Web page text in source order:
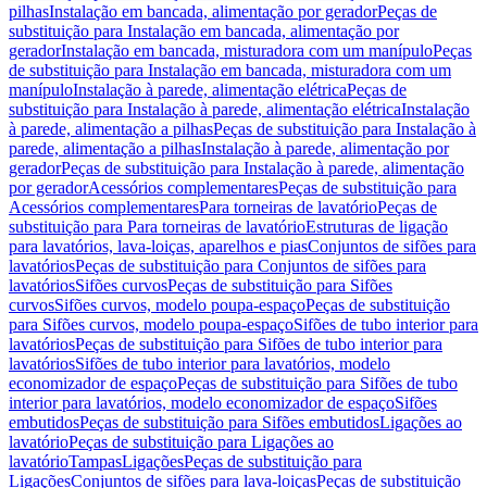
pilhasInstalação em bancada, alimentação por geradorPeças de
substituição para Instalação em bancada, alimentação por
geradorInstalação em bancada, misturadora com um manípuloPeças
de substituição para Instalação em bancada, misturadora com um
manípuloInstalação à parede, alimentação elétricaPeças de
substituição para Instalação à parede, alimentação elétricaInstalação
à parede, alimentação a pilhasPeças de substituição para Instalação à
parede, alimentação a pilhasInstalação à parede, alimentação por
geradorPeças de substituição para Instalação à parede, alimentação
por geradorAcessórios complementaresPeças de substituição para
Acessórios complementaresPara torneiras de lavatórioPeças de
substituição para Para torneiras de lavatórioEstruturas de ligação
para lavatórios, lava-loiças, aparelhos e piasConjuntos de sifões para
lavatóriosPeças de substituição para Conjuntos de sifões para
lavatóriosSifões curvosPeças de substituição para Sifões
curvosSifões curvos, modelo poupa-espaçoPeças de substituição
para Sifões curvos, modelo poupa-espaçoSifões de tubo interior para
lavatóriosPeças de substituição para Sifões de tubo interior para
lavatóriosSifões de tubo interior para lavatórios, modelo
economizador de espaçoPeças de substituição para Sifões de tubo
interior para lavatórios, modelo economizador de espaçoSifões
embutidosPeças de substituição para Sifões embutidosLigações ao
lavatórioPeças de substituição para Ligações ao
lavatórioTampasLigaçõesPeças de substituição para
LigaçõesConjuntos de sifões para lava-loiçasPeças de substituição